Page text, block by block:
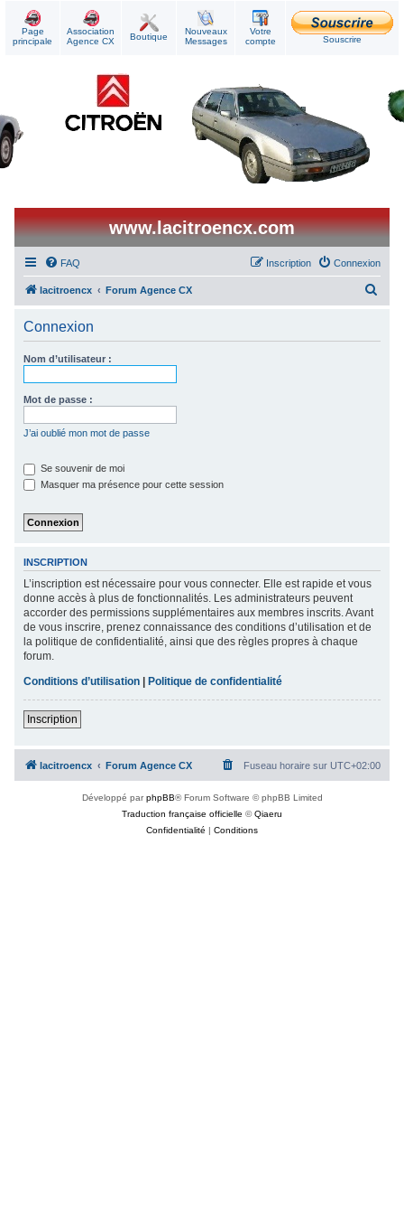
Page
principale
Association
Agence CX
Boutique
Nouveaux
Messages
Votre
compte
Souscrire
www.lacitroencx.com
FAQ Connexion
Inscription
lacitroencx Forum Agence CX
Connexion
Nom d’utilisateur :
Mot de passe :
J’ai oublié mon mot de passe
Se souvenir de moi
Masquer ma présence pour cette session
INSCRIPTION
L’inscription est nécessaire pour vous connecter. Elle est rapide et vous
donne accès à plus de fonctionnalités. Les administrateurs peuvent
accorder des permissions supplémentaires aux membres inscrits. Avant
de vous inscrire, prenez connaissance des conditions d’utilisation et de
la politique de confidentialité, ainsi que des règles propres à chaque
forum.
Conditions d’utilisation |Politique de confidentialité
Inscription
lacitroencx Forum Agence CX Fuseau horaire sur UTC+02:00
Développé parphpBB® Forum Software © phpBB Limited
Traduction française officielle ©Qiaeru
Confidentialité | Conditions